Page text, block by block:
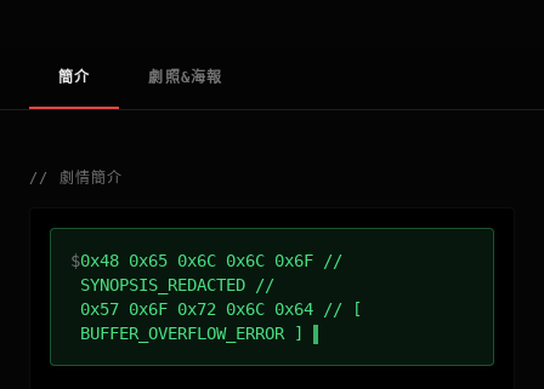
簡介 劇照&海報
// 劇情簡介
$0x48 0x65 0x6C 0x6C 0x6F //
SYNOPSIS_REDACTED //
0x57 0x6F 0x72 0x6C 0x64 // [
BUFFER_OVERFLOW_ERROR ]